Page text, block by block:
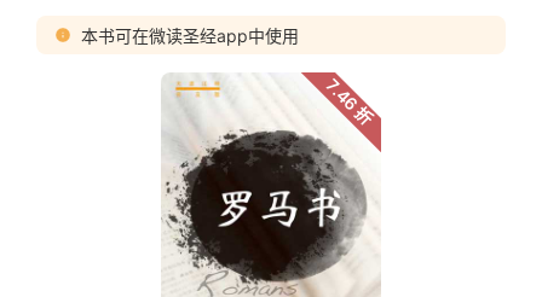
本书可在微读圣经app中使用
7.46 折